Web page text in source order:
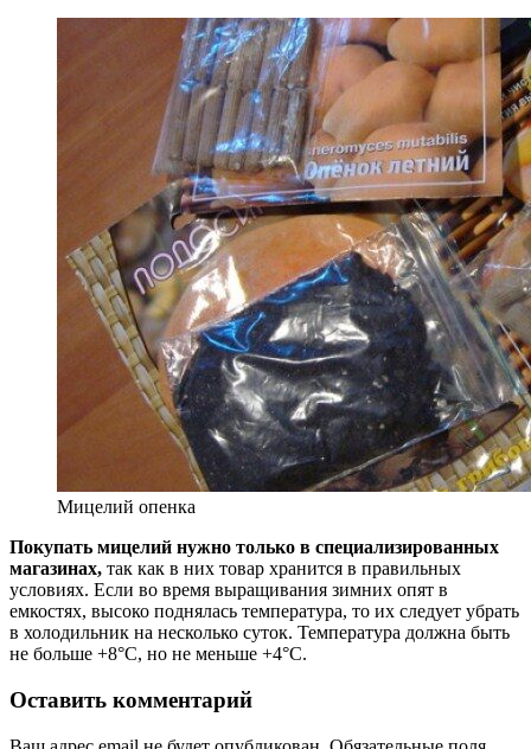
Мицелий опенка
Покупать мицелий нужно только в специализированных
магазинах, так как в них товар хранится в правильных
условиях. Если во время выращивания зимних опят в
емкостях, высоко поднялась температура, то их следует убрать
в холодильник на несколько суток. Температура должна быть
не больше +8°С, но не меньше +4°С.
Оставить комментарий